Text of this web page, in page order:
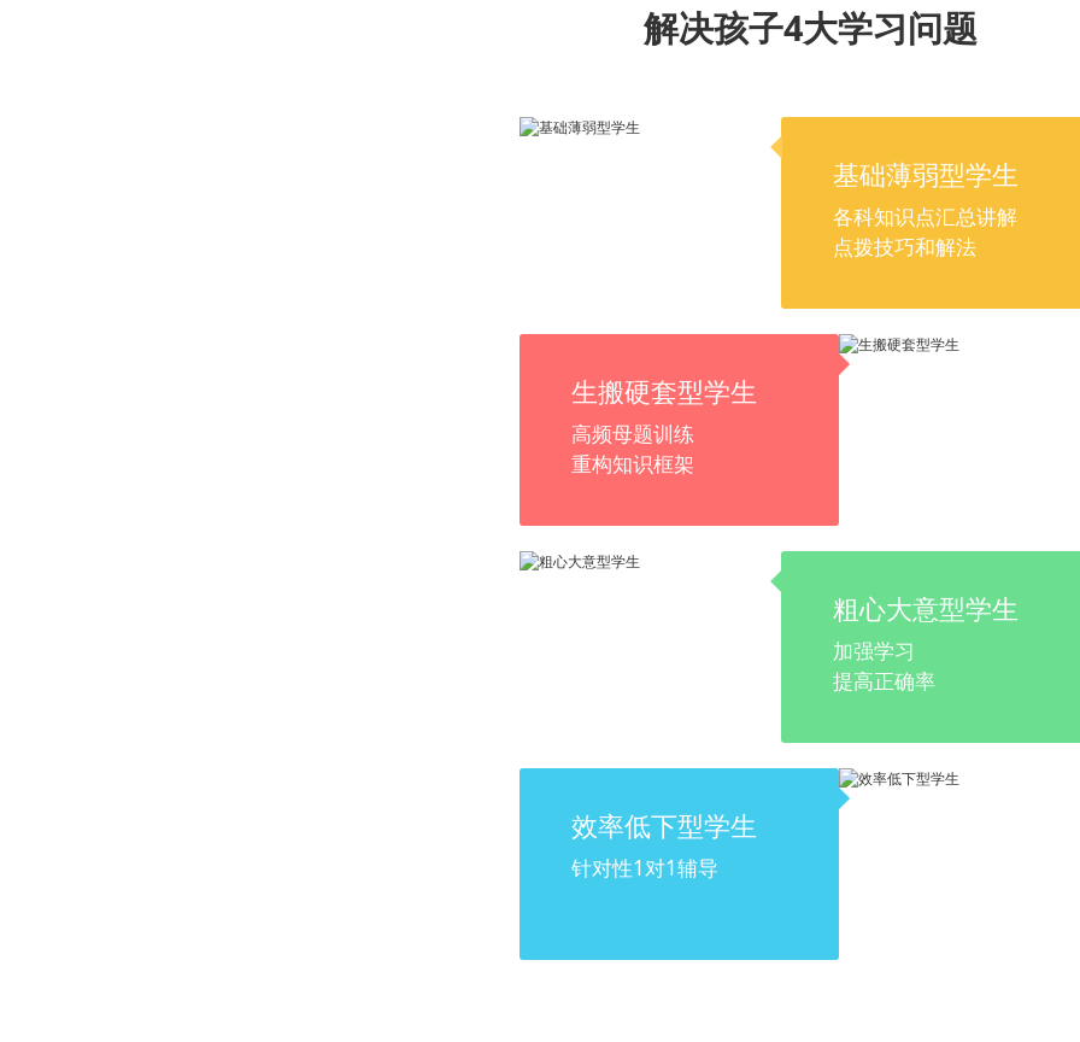
解决孩子4大学习问题
基础薄弱型学生
各科知识点汇总讲解
点拨技巧和解法
生搬硬套型学生
高频母题训练
重构知识框架
粗心大意型学生
加强学习
提高正确率
效率低下型学生
针对性1对1辅导